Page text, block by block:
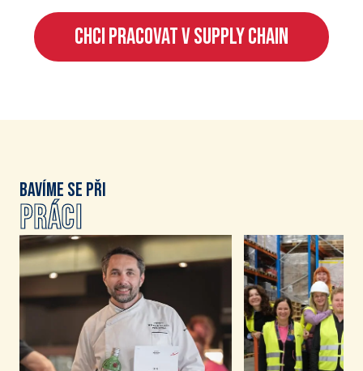
CHCI PRACOVAT V SUPPLY CHAIN
Bavíme se při
práci